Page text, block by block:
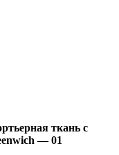
ткань с
— 01